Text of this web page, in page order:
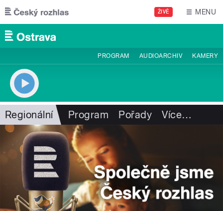
Přejít k hlavnímu obsahu
ŽIVĚ MENU
PROGRAM AUDIOARCHIV KAMERY
Regionální Program Pořady Více…